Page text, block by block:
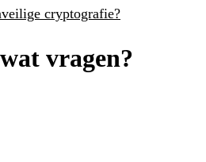
cryptografie?
vragen?